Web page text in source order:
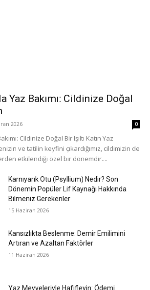
Yaz Bakımı: Cildinize Doğal
2026 0
Cildinize Doğal Bir Işıltı Katın Yaz
ve tatilin keyfini çıkardığımız, cildimizin de
etkilendiği özel bir dönemdir....
Karnıyarık Otu (Psyllium) Nedir? Son
Dönemin Popüler Lif Kaynağı Hakkında
Bilmeniz Gerekenler
15 Haziran 2026
Kansızlıkta Beslenme: Demir Emilimini
Artıran ve Azaltan Faktörler
11 Haziran 2026
Yaz Meyveleriyle Hafifleyin: Ödemi